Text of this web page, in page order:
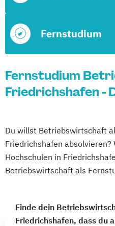
Fernstudium
Fernstudium
Friedrichshafen -
Du willst Betriebswirtschaft
Friedrichshafen absolvieren?
Hochschulen in
Betriebswirtschaft als
Finde dein
Friedrichshafen, dass du